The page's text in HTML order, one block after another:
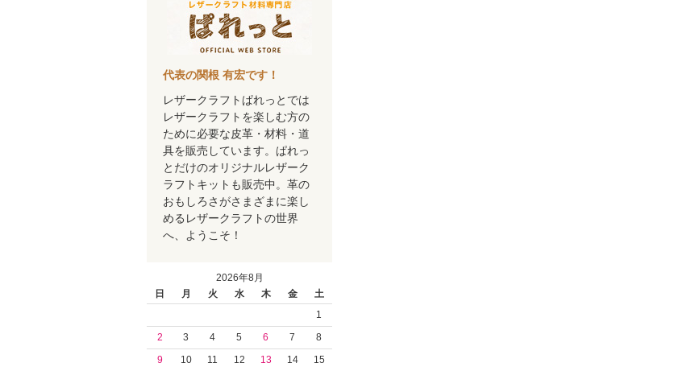
代表の関根 有宏です！
レザークラフトぱれっとでは
レザークラフトを楽しむ方の
ために必要な皮革・材料・道
具を販売しています。ぱれっ
とだけのオリジナルレザーク
ラフトキットも販売中。革の
おもしろさがさまざまに楽し
めるレザークラフトの世界
へ、ようこそ！
2026年8月
日
月 火 水 木 金
土
1
2
3 4 5 6 7
8
9
10 11 12 13 14
15